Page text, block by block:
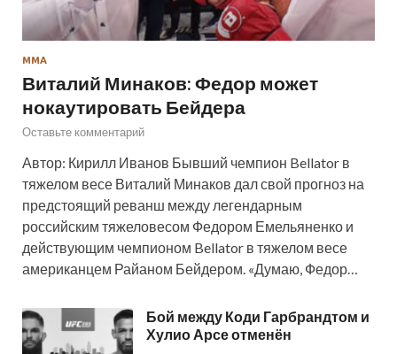
ММА
Виталий Минаков: Федор может
нокаутировать Бейдера
Оставьте комментарий
Автор: Кирилл Иванов Бывший чемпион Bellator в
тяжелом весе Виталий Минаков дал свой прогноз на
предстоящий реванш между легендарным
российским тяжеловесом Федором Емельяненко и
действующим чемпионом Bellator в тяжелом весе
американцем Райаном Бейдером. «Думаю, Федор…
Бой между Коди Гарбрандтом и
Хулио Арсе отменён